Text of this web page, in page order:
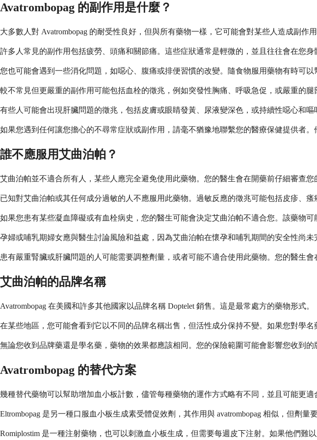
Avatrombopag 的副作用是什麼？
大多數人對 Avatrombopag 的耐受性良好，但與所有藥物一樣，它可能會對某些人造成副
許多人常見的副作用包括疲勞、頭痛和關節痛。這些症狀通常是輕微的，並且往往會在您身
您也可能會遇到一些消化問題，如噁心、腹痛或排便習慣的改變。隨食物服用藥物有時可以
較不常見但更嚴重的副作用可能包括血栓的徵兆，例如突發性胸痛、呼吸急促，或嚴重的
有些人可能會出現肝臟問題的徵兆，包括皮膚或眼睛發黃、尿液變深色，或持續性噁心和
如果您遇到任何讓您擔心的不尋常症狀或副作用，請毫不猶豫地聯繫您的醫療保健提供者
誰不應服用艾曲泊帕？
艾曲泊帕並不適合所有人，某些人應完全避免使用此藥物。您的醫生會在開藥前仔細審查您
已知對艾曲泊帕或其任何成分過敏的人不應服用此藥物。過敏反應的徵兆可能包括皮疹、瘙
如果您患有某些凝血障礙或有血栓病史，您的醫生可能會決定艾曲泊帕不適合您。該藥物可
孕婦或哺乳期婦女應與醫生討論風險和益處，因為艾曲泊帕在懷孕和哺乳期間的安全性尚
患有嚴重腎臟或肝臟問題的人可能需要調整劑量，或者可能不適合使用此藥物。您的醫生會
艾曲泊帕的品牌名稱
Avatrombopag 在美國和許多其他國家以品牌名稱 Doptelet 銷售。這是最常處方的藥物形式。
在某些地區，您可能會看到它以不同的品牌名稱出售，但活性成分保持不變。如果您對學名
無論您收到品牌藥還是學名藥，藥物的效果都應該相同。您的保險範圍可能會影響您收到的
Avatrombopag 的替代方案
幾種替代藥物可以幫助增加血小板計數，儘管每種藥物的運作方式略有不同，並且可能更
Eltrombopag 是另一種口服血小板生成素受體促效劑，其作用與 avatrombopag 相似，但劑
Romiplostim 是一種注射藥物，也可以刺激血小板生成，但需要每週皮下注射。如果他們難